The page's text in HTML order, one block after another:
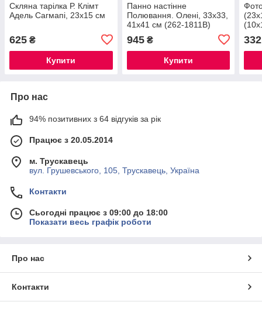
Скляна тарілка Р. Клімт
Адель Сагмапі, 23х15 см
625 ₴
Купити
Панно настінне
Полювання. Олені, 33х33,
41х41 см (262-1811B)
945₴
Купити
332
Про нас
94% позитивних з 64 відгуків за рік
Працює з 20.05.2014
м. Трускавець
вул. Грушевського, 105, Трускавець, Україна
Контакти
Сьогодні працює з 09:00 до 18:00
Показати весь графік роботи
Про нас
Контакти